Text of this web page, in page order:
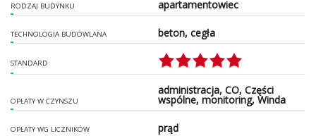
RODZAJ BUDYNKU apartamentowiec
TECHNOLOGIA BUDOWLANA beton, cegła
STANDARD
OPŁATY W CZYNSZU
administracja, CO, Części
wspólne, monitoring, Winda
OPŁATY WG LICZNIKÓW prąd